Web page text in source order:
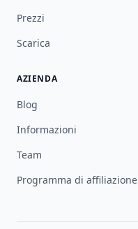
Prezzi
Scarica
AZIENDA
Blog
Informazioni
Team
Programma di affiliazione